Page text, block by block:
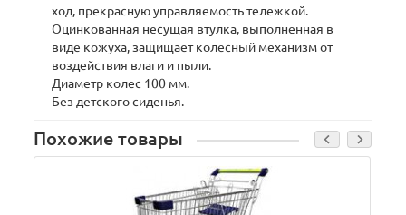
ход, прекрасную управляемость тележкой.
Оцинкованная несущая втулка, выполненная в
виде кожуха, защищает колесный механизм от
воздействия влаги и пыли.
Диаметр колес 100 мм.
Без детского сиденья.
Похожие товары